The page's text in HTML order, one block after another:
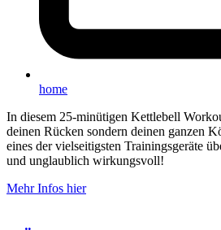
home
In diesem 25-minütigen Kettlebell
deinen Rücken sondern deinen ganzen
eines der vielseitigsten Trainingsgeräte
und unglaublich wirkungsvoll!
Mehr Infos hier